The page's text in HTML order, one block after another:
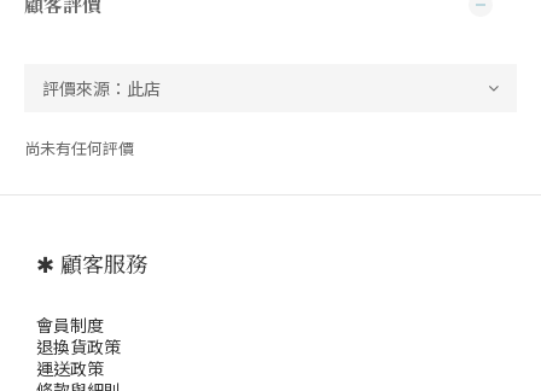
尚未有任何評價
✱ 顧客服務
會員制度
退換貨政策
運送政策